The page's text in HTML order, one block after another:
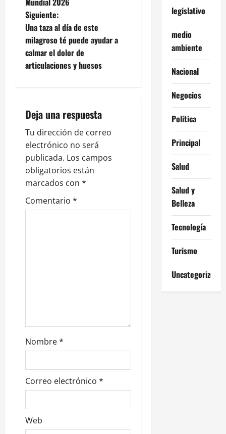
v
e
g
a
i
ó
n
d
e
d
a
s
Siguiente:
Una taza al día de este
milagroso té puede ayudar a
calmar el dolor de
articulaciones y huesos
Deja una respuesta
Tu dirección de correo
electrónico no será
publicada. Los campos
obligatorios están
marcados con *
Comentario *
Nombre*
Correo electrónico *
Web
legislativo
medio
ambiente
Nacional
Negocios
Politica
Principal
Salud
Salud y
Belleza
Tecnología
Turismo
Uncategorized